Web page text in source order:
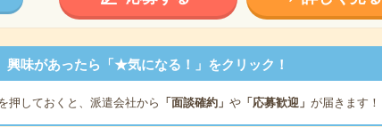
興味があったら「★気になる！」をクリック！
押しておくと、派遣会社から 「面談確約」 や「応募歓迎」 が届きます！